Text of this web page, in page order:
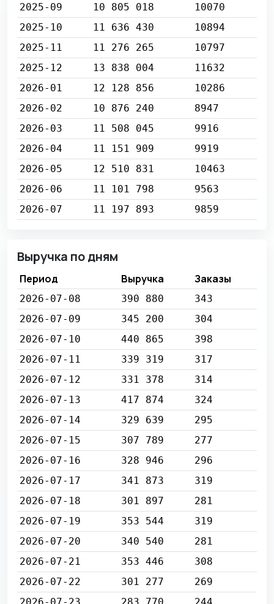
2025-09
10 805 018
10070
2025-10
11 636 430
10894
2025-11
11 276 265
10797
2025-12
13 838 004
11632
2026-01
12 128 856
10286
2026-02
10 876 240
8947
2026-03
11 508 045
9916
2026-04
11 151 909
9919
2026-05
12 510 831
10463
2026-06
11 101 798
9563
2026-07
11 197 893 9859
Выручка по дням
Период Выручка Заказы
2026-07-08 390 880
343
2026-07-09
345 200
304
2026-07-10
440 865
398
2026-07-11
339 319
317
2026-07-12
331 378
314
2026-07-13
417 874
324
2026-07-14
329 639
295
2026-07-15
307 789
277
2026-07-16
328 946
296
2026-07-17
341 873
319
2026-07-18
301 897
281
2026-07-19
353 544
319
2026-07-20
340 540
281
2026-07-21
353 446
308
2026-07-22
301 277
269